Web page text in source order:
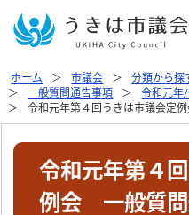
ホーム 市議会 分類から探
一般質問通告事項
令和元年
令和元年第４回うきは市議会定
令和元年第４
例会 一般質